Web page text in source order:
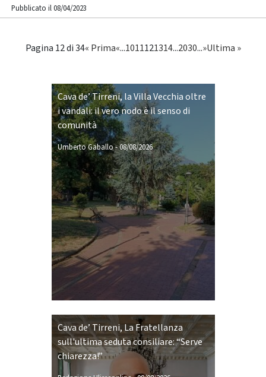
Pubblicato il 08/04/2023
Pagina 12 di 34« Prima«...1011121314...2030...»Ultima »
Cava de’ Tirreni, la Villa Vecchia oltre
i vandali: il vero nodo è il senso di
comunità
Umberto Gaballo-08/08/2026
Cava de’ Tirreni, La Fratellanza
sull'ultima seduta consiliare: “Serve
chiarezza!”